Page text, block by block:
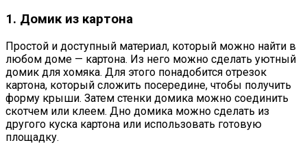
1. Домик из картона
Простой и доступный материал, который можно найти в
любом доме — картона. Из него можно сделать уютный
домик для хомяка. Для этого понадобится отрезок
картона, который сложить посередине, чтобы получить
форму крыши. Затем стенки домика можно соединить
скотчем или клеем. Дно домика можно сделать из
другого куска картона или использовать готовую
площадку.